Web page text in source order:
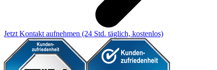
Jetzt Kontakt aufnehmen (24 Std. täglich, kostenlos)